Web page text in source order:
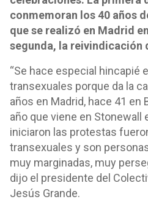
conmemoran los 40 años
que se realizó en Madrid
segunda, la reivindicación
“Se hace especial hincapié
transexuales porque da la
años en Madrid, hace 41 en
año que viene en Stonewall
iniciaron las protestas
transexuales y son
muy marginadas, muy
dijo el presidente del
Jesús Grande.